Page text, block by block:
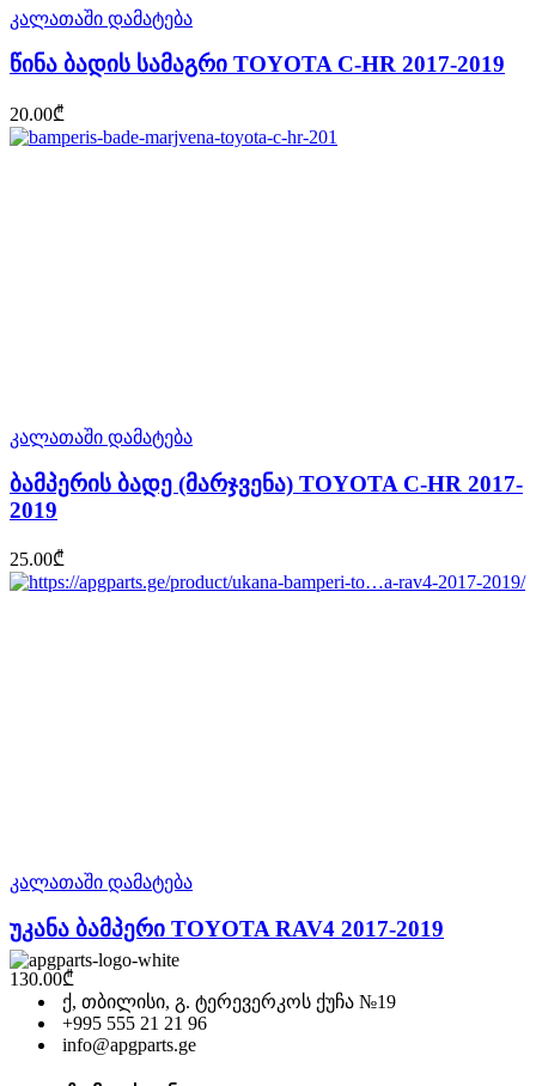
კალათაში დამატება
წინა ბადის სამაგრი TOYOTA C-HR 2017-2019
20.00₾
კალათაში დამატება
ბამპერის ბადე (მარჯვენა) TOYOTA C-HR 2017-
2019
25.00₾
კალათაში დამატება
უკანა ბამპერი TOYOTA RAV4 2017-2019
130.00₾
ქ, თბილისი, გ. ტერევერკოს ქუჩა №19
+995 555 21 21 96
info@apgparts.ge